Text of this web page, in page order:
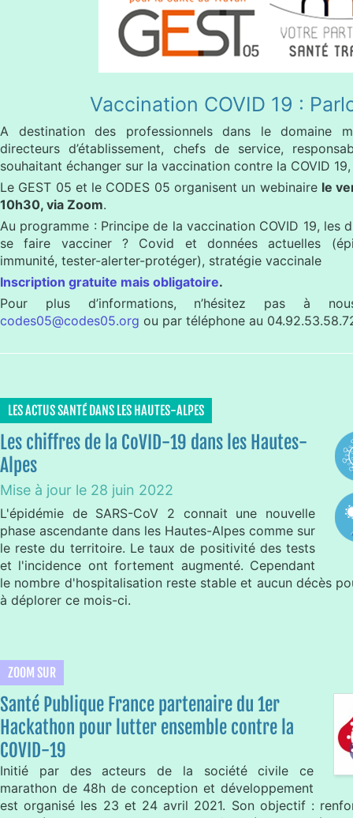
Vaccination COVID 19 :
A destination des professionnels dans le domaine
directeurs d’établissement, chefs de service,
souhaitant échanger sur la vaccination contre la COVID 19,
Le GEST 05 et le CODES 05 organisent un webinaire le
10h30, via Zoom.
Au programme : Principe de la vaccination COVID 19, les
se faire vacciner ? Covid et données actuelles
immunité, tester-alerter-protéger), stratégie vaccinale
Inscription gratuite mais obligatoire.
Pour plus d’informations, n’hésitez pas à
codes05@codes05.org ou par téléphone au
LES ACTUS SANTÉ DANS LES HAUTES-ALPES
Les chiffres de la CoVID-19 dans les Hautes-
Alpes
Mise à jour le 28 juin 2022
L'épidémie de SARS-CoV 2 connait une nouvelle
phase ascendante dans les Hautes-Alpes comme sur
le reste du territoire. Le taux de positivité des tests
et l'incidence ont fortement augmenté. Cependant
le nombre d'hospitalisation reste stable et aucun décès
à déplorer ce mois-ci.
ZOOM SUR
Santé Publique France partenaire du 1er
Hackathon pour lutter ensemble contre la
COVID-19
Initié par des acteurs de la société civile ce
marathon de 48h de conception et développement
est organisé les 23 et 24 avril 2021. Son objectif :